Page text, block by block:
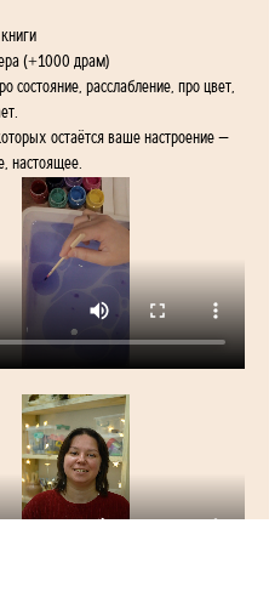
(+1000 драм)
состояние, расслабление, про цвет,
остаётся ваше настроение —
настоящее.